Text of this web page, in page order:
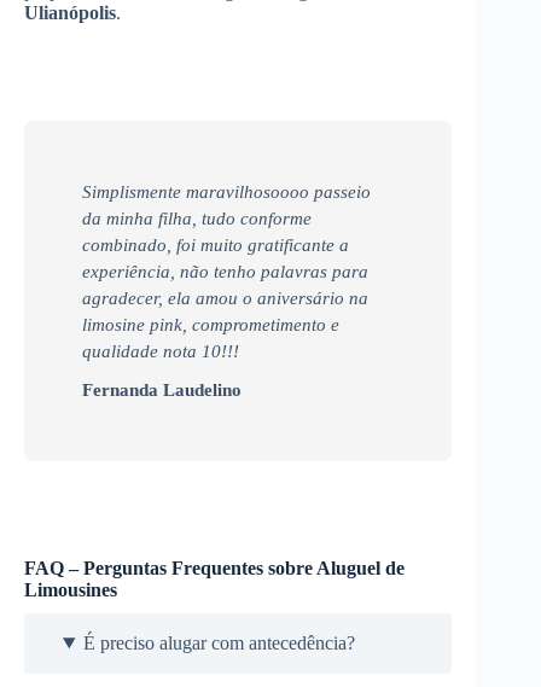
Ulianópolis.
Simplismente maravilhosoooo passeio
da minha filha, tudo conforme
combinado, foi muito gratificante a
experiência, não tenho palavras para
agradecer, ela amou o aniversário na
limosine pink, comprometimento e
qualidade nota 10!!!
Fernanda Laudelino
FAQ – Perguntas Frequentes sobre Aluguel de
Limousines
É preciso alugar com antecedência?